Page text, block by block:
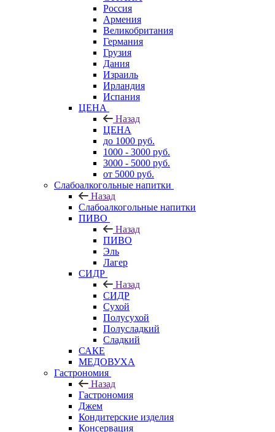
Россия
Армения
Великобритания
Германия
Грузия
Дания
Израиль
Ирландия
Испания
ЦЕНА
Назад
ЦЕНА
до 1000 руб.
1000 - 3000 руб.
3000 - 5000 руб.
от 5000 руб.
Слабоалкогольные напитки
Назад
Слабоалкогольные напитки
ПИВО
Назад
ПИВО
Эль
Лагер
СИДР
Назад
СИДР
Сухой
Полусухой
Полусладкий
Сладкий
САКЕ
МЕДОВУХА
Гастрономия
Назад
Гастрономия
Джем
Кондитерские изделия
Консервация